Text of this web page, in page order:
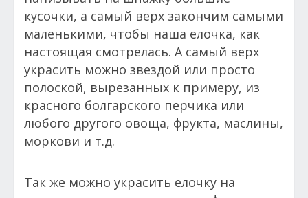
кусочки, а самый верх закончим самыми
маленькими, чтобы наша елочка, как
настоящая смотрелась. А самый верх
украсить можно звездой или просто
полоской, вырезанных к примеру, из
красного болгарского перчика или
любого другого овоща, фрукта, маслины,
моркови и т.д.
Так же можно украсить елочку на